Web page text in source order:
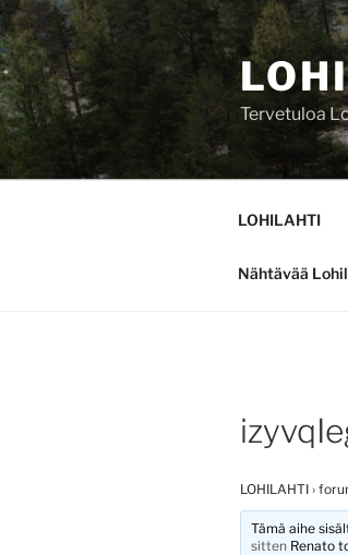
Siirry
sisältöön
Tervetuloa
LOHILAHTI
Nähtävää
LOHILAHTI ›
Tämä aihe
sitten Renato